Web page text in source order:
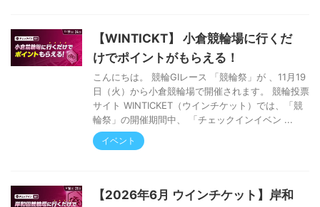
【WINTICKT】 小倉競輪場に行くだ
けでポイントがもらえる！
こんにちは。 競輪GⅠレース 「競輪祭」が 、11月19
日（火）から小倉競輪場で開催されます。 競輪投票
サイト WINTICKET（ウインチケット）では、「競
輪祭」の開催期間中、 「チェックインイベン ...
イベント
【2026年6月 ウインチケット】岸和